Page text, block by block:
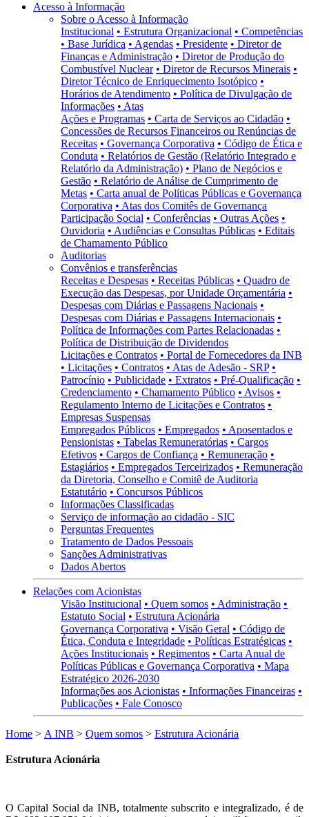
Acesso à Informação
Sobre o Acesso à Informação
Institucional • Estrutura Organizacional • Competências
• Base Jurídica • Agendas • Presidente • Diretor de
Finanças e Administração • Diretor de Produção do
Combustível Nuclear • Diretor de Recursos Minerais •
Diretor Técnico de Enriquecimento Isotópico •
Horários de Atendimento • Política de Divulgação de
Informações • Atas
Ações e Programas • Carta de Serviços ao Cidadão •
Concessões de Recursos Financeiros ou Renúncias de
Receitas • Governança Corporativa • Código de Ética e
Conduta • Relatórios de Gestão (Relatório Integrado e
Relatório da Administração) • Plano de Negócios e
Gestão • Relatório de Análise de Cumprimento de
Metas • Carta anual de Políticas Públicas e Governança
Corporativa • Atas dos Comitês de Governança
Participação Social • Conferências • Outras Ações •
Ouvidoria • Audiências e Consultas Públicas • Editais
de Chamamento Público
Auditorias
Convênios e transferências
Receitas e Despesas • Receitas Públicas • Quadro de
Execução das Despesas, por Unidade Orçamentária •
Despesas com Diárias e Passagens Nacionais •
Despesas com Diárias e Passagens Internacionais •
Política de Informações com Partes Relacionadas •
Política de Distribuição de Dividendos
Licitações e Contratos • Portal de Fornecedores da INB
• Licitações • Contratos • Atas de Adesão - SRP •
Patrocínio • Publicidade • Extratos • Pré-Qualificação •
Credenciamento • Chamamento Público • Avisos •
Regulamento Interno de Licitações e Contratos •
Empresas Suspensas
Empregados Públicos • Empregados • Aposentados e
Pensionistas • Tabelas Remuneratórias • Cargos
Efetivos • Cargos de Confiança • Remuneração •
Estagiários • Empregados Terceirizados • Remuneração
da Diretoria, Conselho e Comitê de Auditoria
Estatutário • Concursos Públicos
Informações Classificadas
Serviço de informação ao cidadão - SIC
Perguntas Frequentes
Tratamento de Dados Pessoais
Sanções Administrativas
Dados Abertos
Relações com Acionistas
Visão Institucional • Quem somos • Administração •
Estatuto Social • Estrutura Acionária
Governança Corporativa • Visão Geral • Código de
Ética, Conduta e Integridade • Políticas Estratégicas •
Ações Institucionais • Regimentos • Carta Anual de
Políticas Públicas e Governança Corporativa • Mapa
Estratégico 2026-2030
Informações aos Acionistas • Informações Financeiras •
Publicações • Fale Conosco
Home > A INB > Quem somos > Estrutura Acionária
Estrutura Acionária
O Capital Social da INB, totalmente subscrito e integralizado, é de